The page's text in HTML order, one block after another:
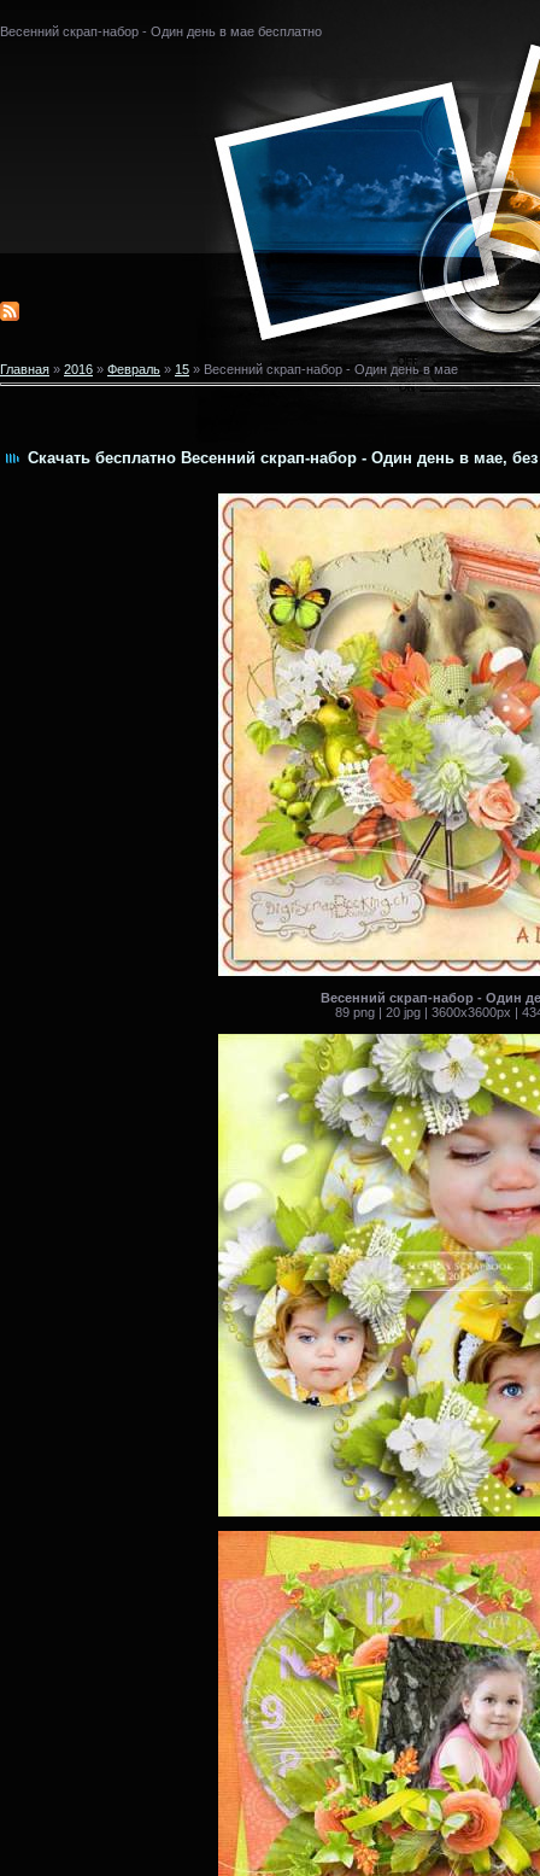
Весенний скрап-набор - Один день в мае бесплатно
Главная » 2016 » Февраль » 15 » Весенний скрап-набор - Один день в мае
Скачать бесплатно Весенний скрап-набор - Один день в мае,
Весенний скрап-набор - Один
89 png | 20 jpg | 3600x3600px |